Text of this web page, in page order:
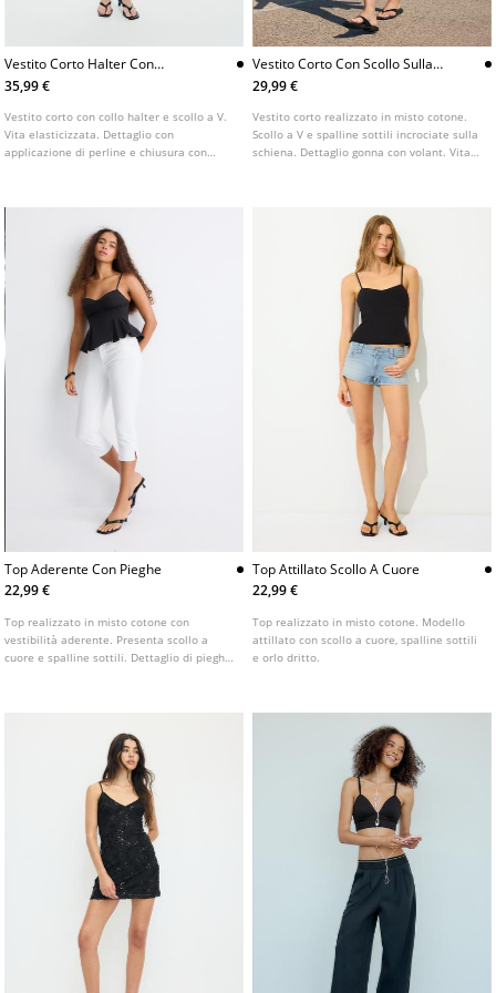
Vestito Corto Halter Con
Perline
35,99 €
Vestito corto con collo halter e scollo a V.
Vita elasticizzata. Dettaglio con
applicazione di perline e chiusura con
Vestito Corto Con Scollo Sulla
Schiena Vichy
29,99 €
Vestito corto realizzato in misto cotone.
Scollo a V e spalline sottili incrociate sulla
schiena. Dettaglio gonna con volant. Vita
Top Aderente Con Pieghe
22,99 €
Top realizzato in misto cotone con
vestibilità aderente. Presenta scollo a
cuore e spalline sottili. Dettaglio di pieghe
Top Attillato Scollo A Cuore
22,99 €
Top realizzato in misto cotone. Modello
attillato con scollo a cuore, spalline sottili
e orlo dritto.